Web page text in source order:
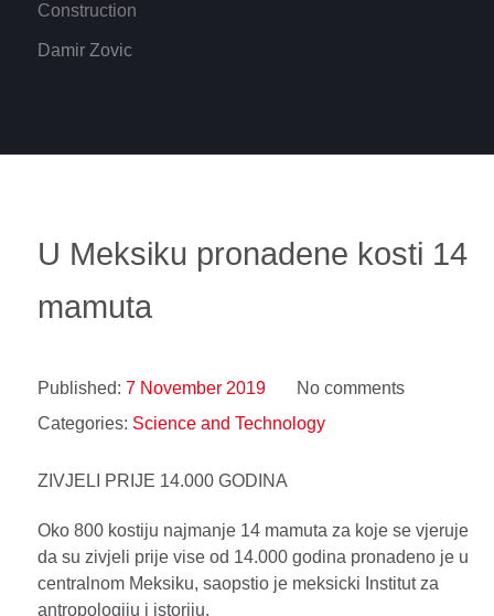
Construction
Damir Zovic
U Meksiku pronadene kosti 14
mamuta
Published: 7 November 2019
No comments
Categories: Science and Technology
ZIVJELI PRIJE 14.000 GODINA
Oko 800 kostiju najmanje 14 mamuta za koje se vjeruje
da su zivjeli prije vise od 14.000 godina pronadeno je u
centralnom Meksiku, saopstio je meksicki Institut za
antropologiju i istoriju.